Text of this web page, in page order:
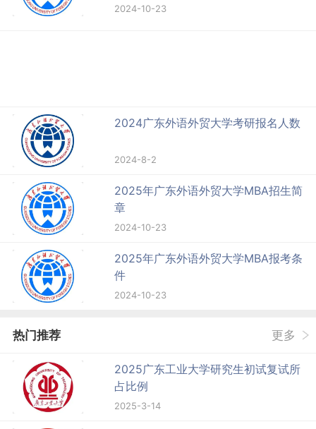
2024-10-23
2024广东外语外贸大学考研报名人数
2024-8-2
2025年广东外语外贸大学MBA招生简
章
2024-10-23
2025年广东外语外贸大学MBA报考条
件
2024-10-23
热门推荐 更多
2025广东工业大学研究生初试复试所
占比例
2025-3-14